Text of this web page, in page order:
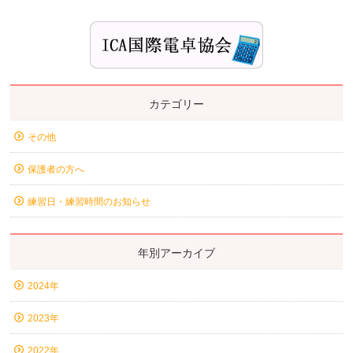
カテゴリー
その他
保護者の方へ
練習日・練習時間のお知らせ
年別アーカイブ
2024年
2023年
2022年